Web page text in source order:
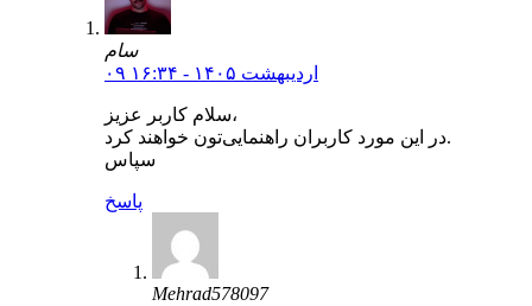
سام
۰۹ اردیبهشت ۱۴۰۵ - ۱۶:۳۴
سلام کاربر عزیز،
در این مورد کاربران راهنمایی‌تون خواهند کرد.
سپاس
پاسخ
Mehrad578097